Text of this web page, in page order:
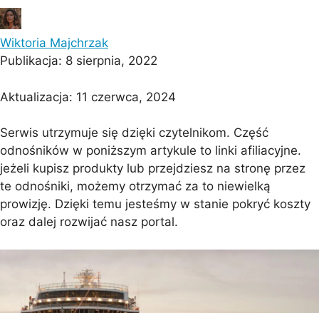
Wiktoria Majchrzak
Publikacja: 8 sierpnia, 2022
Aktualizacja: 11 czerwca, 2024
Serwis utrzymuje się dzięki czytelnikom. Część
odnośników w poniższym artykule to linki afiliacyjne.
jeżeli kupisz produkty lub przejdziesz na stronę przez
te odnośniki, możemy otrzymać za to niewielką
prowizję. Dzięki temu jesteśmy w stanie pokryć koszty
oraz dalej rozwijać nasz portal.